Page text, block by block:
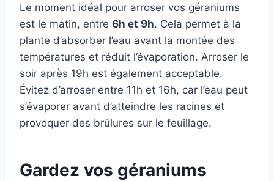
Le moment idéal pour arroser vos géraniums
est le matin, entre 6h et 9h. Cela permet à la
plante d’absorber l’eau avant la montée des
températures et réduit l’évaporation. Arroser le
soir après 19h est également acceptable.
Évitez d’arroser entre 11h et 16h, car l’eau peut
s’évaporer avant d’atteindre les racines et
provoquer des brûlures sur le feuillage.
Gardez vos géraniums